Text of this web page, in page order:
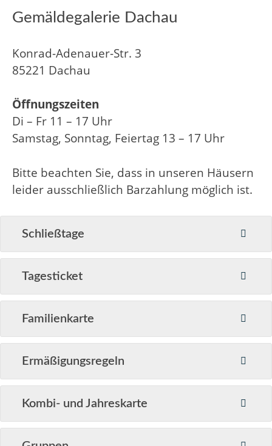
Gemäldegalerie Dachau
Konrad-Adenauer-Str. 3
85221 Dachau
Öffnungszeiten
Di – Fr 11 – 17 Uhr
Samstag, Sonntag, Feiertag 13 – 17 Uhr
Bitte beachten Sie, dass in unseren Häusern
leider ausschließlich Barzahlung möglich ist.
Schließtage
Tagesticket
Familienkarte
Ermäßigungsregeln
Kombi- und Jahreskarte